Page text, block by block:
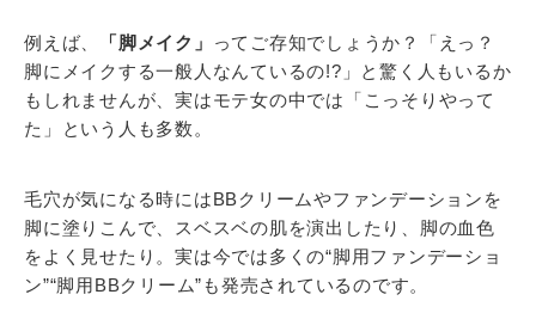
例えば、 「脚メイク」
ってご存知でしょうか？「えっ？
脚にメイクする一般人なんているの!?」と驚く人もいるか
もしれませんが、実はモテ女の中では「こっそりやって
た」という人も多数。
毛穴が気になる時にはBBクリームやファンデーションを
脚に塗りこんで、スベスベの肌を演出したり、脚の血色
をよく見せたり。実は今では多くの“脚用ファンデーショ
ン”“脚用BBクリーム”も発売されているのです。